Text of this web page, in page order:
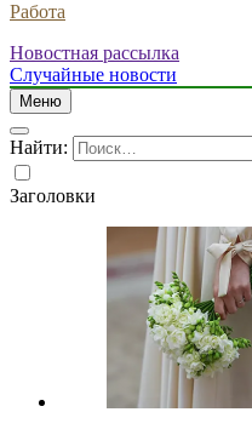
Работа
Новостная рассылка
Случайные новости
Меню
Найти:
Заголовки